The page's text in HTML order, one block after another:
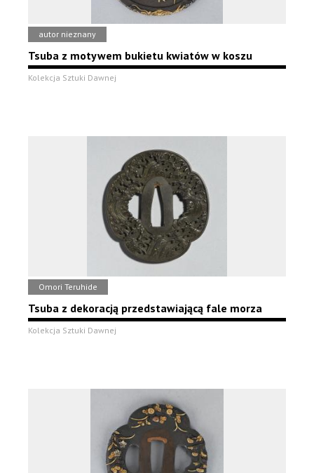
autor nieznany
Tsuba z motywem bukietu kwiatów w koszu
Kolekcja Sztuki Dawnej
Omori Teruhide
Tsuba z dekoracją przedstawiającą fale morza
Kolekcja Sztuki Dawnej